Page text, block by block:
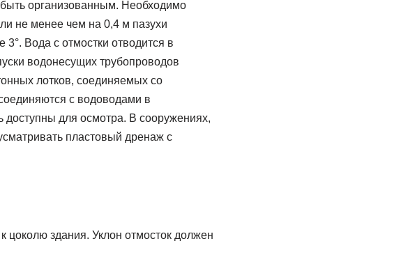
организованным. Необходимо
не менее чем на 0,4 м пазухи
Вода с отмостки отводится в
водонесущих трубопроводов
лотков, соединяемых со
с водоводами в
для осмотра. В сооружениях,
пластовый дренаж с
цоколю здания. Уклон отмосток должен